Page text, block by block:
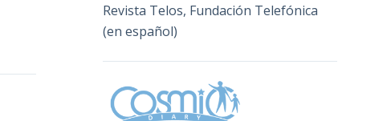
Revista Telos, Fundación Telefónica
(en español)